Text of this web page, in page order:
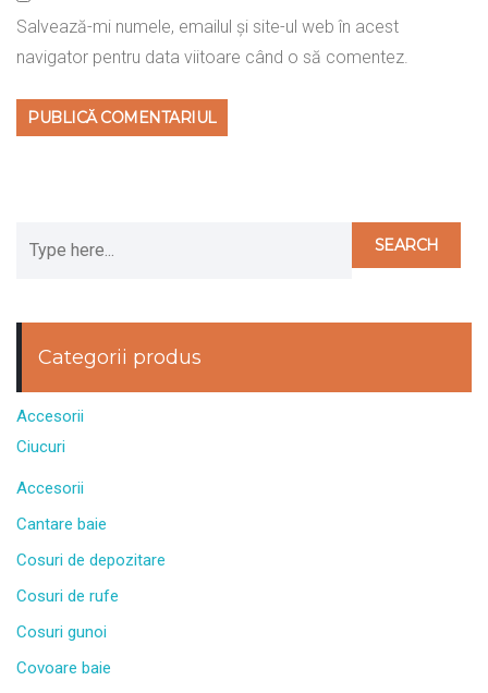
Salvează-mi numele, emailul și site-ul web în acest
navigator pentru data viitoare când o să comentez.
Categorii produs
Accesorii
Ciucuri
Accesorii
Cantare baie
Cosuri de depozitare
Cosuri de rufe
Cosuri gunoi
Covoare baie